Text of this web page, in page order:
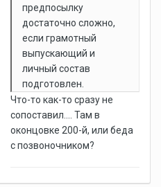
предпосылку
достаточно сложно,
если грамотный
выпускающий и
личный состав
подготовлен.
Что-то как-то сразу не
сопоставил.... Там в
оконцовке 200-й, или беда
с позвоночником?